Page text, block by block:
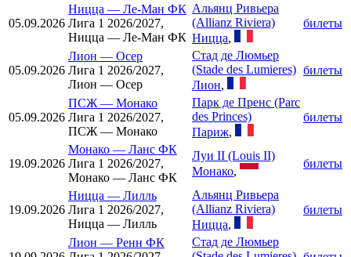
05.09.2026
Ницца — Ле-Ман ФК
Лига 1 2026/2027,
Ницца — Ле-Ман ФК
Альянц Ривьера
(Allianz Riviera)
Ницца,
билеты
05.09.2026
Лион — Осер
Лига 1 2026/2027,
Лион — Осер
Стад де Люмьер
(Stade des Lumieres)
Лион,
билеты
05.09.2026
ПСЖ — Монако
Лига 1 2026/2027,
ПСЖ — Монако
Парк де Пренс (Parc
des Princes)
Париж,
билеты
19.09.2026
Монако — Ланс ФК
Лига 1 2026/2027,
Монако — Ланс ФК
Луи II (Louis II)
Монако,
билеты
19.09.2026
Ницца — Лилль
Лига 1 2026/2027,
Ницца — Лилль
Альянц Ривьера
(Allianz Riviera)
Ницца,
билеты
Лион — Ренн ФК
Стад де Люмьер